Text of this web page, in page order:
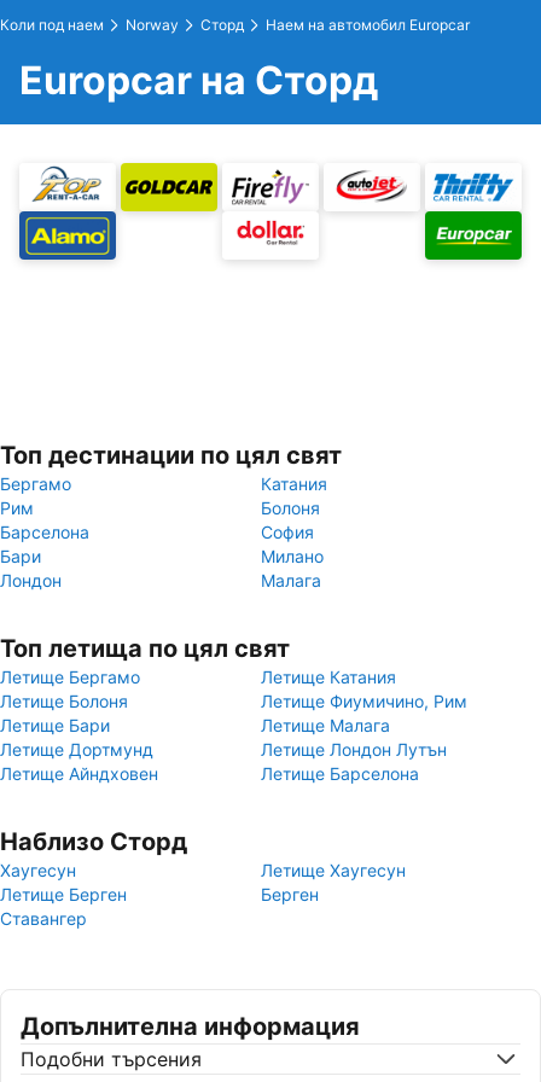
Коли под наем Norway Сторд Наем на автомобил Europcar
Europcar на Сторд
Топ дестинации по цял свят
Бергамо
Катания
Рим
Болоня
Барселона
София
Бари
Милано
Лондон
Малага
Топ летища по цял свят
Летище Бергамо
Летище Катания
Летище Болоня
Летище Фиумичино, Рим
Летище Бари
Летище Малага
Летище Дортмунд
Летище Лондон Лутън
Летище Айндховен
Летище Барселона
Наблизо Сторд
Хаугесун
Летище Хаугесун
Летище Берген
Берген
Ставангер
Допълнителна информация
Подобни търсения